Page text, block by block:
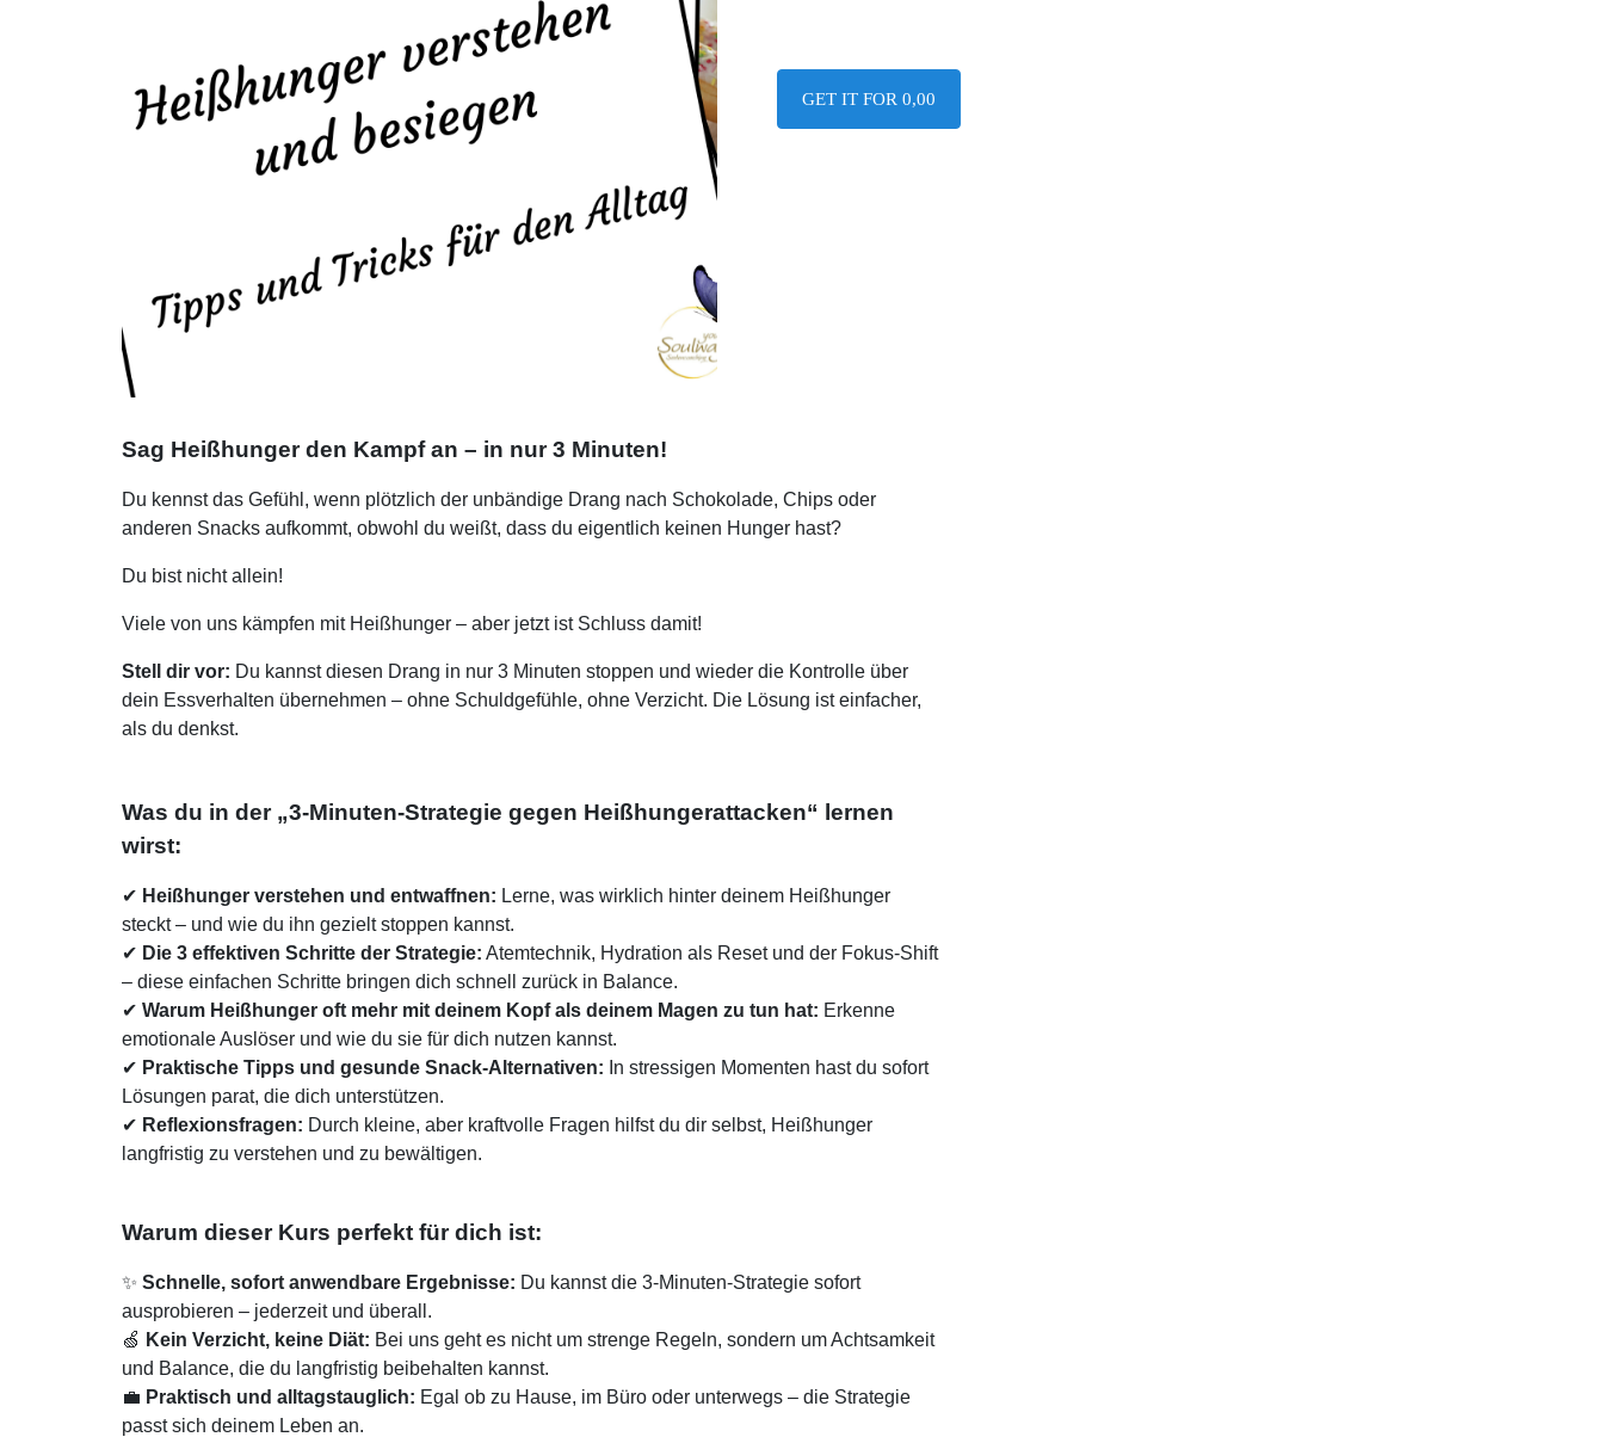
GET IT FOR 0,00
Sag Heißhunger den Kampf an – in nur 3 Minuten!
Du kennst das Gefühl, wenn plötzlich der unbändige Drang nach Schokolade, Chips oder
anderen Snacks aufkommt, obwohl du weißt, dass du eigentlich keinen Hunger hast?
Du bist nicht allein!
Viele von uns kämpfen mit Heißhunger – aber jetzt ist Schluss damit!
Stell dir vor: Du kannst diesen Drang in nur 3 Minuten stoppen und wieder die Kontrolle über
dein Essverhalten übernehmen – ohne Schuldgefühle, ohne Verzicht. Die Lösung ist einfacher,
als du denkst.
Was du in der „3-Minuten-Strategie gegen Heißhungerattacken“ lernen
wirst:
✔ Heißhunger verstehen und entwaffnen: Lerne, was wirklich hinter deinem Heißhunger
steckt – und wie du ihn gezielt stoppen kannst.
✔ Die 3 effektiven Schritte der Strategie: Atemtechnik, Hydration als Reset und der Fokus-Shift
– diese einfachen Schritte bringen dich schnell zurück in Balance.
✔ Warum Heißhunger oft mehr mit deinem Kopf als deinem Magen zu tun hat: Erkenne
emotionale Auslöser und wie du sie für dich nutzen kannst.
✔ Praktische Tipps und gesunde Snack-Alternativen: In stressigen Momenten hast du sofort
Lösungen parat, die dich unterstützen.
✔ Reflexionsfragen: Durch kleine, aber kraftvolle Fragen hilfst du dir selbst, Heißhunger
langfristig zu verstehen und zu bewältigen.
Warum dieser Kurs perfekt für dich ist:
✨ Schnelle, sofort anwendbare Ergebnisse: Du kannst die 3-Minuten-Strategie sofort
ausprobieren – jederzeit und überall.
🍏 Kein Verzicht, keine Diät: Bei uns geht es nicht um strenge Regeln, sondern um Achtsamkeit
und Balance, die du langfristig beibehalten kannst.
💼 Praktisch und alltagstauglich: Egal ob zu Hause, im Büro oder unterwegs – die Strategie
passt sich deinem Leben an.